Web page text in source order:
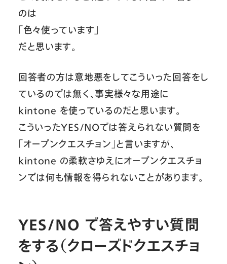
のは
「色々使っています」
だと思います。
回答者の方は意地悪をしてこういった回答をし
ているのでは無く、事実様々な用途に
kintone を使っているのだと思います。
こういったYES/NOでは答えられない質問を
「オープンクエスチョン」と言いますが、
kintone の柔軟さゆえにオープンクエスチョ
ンでは何も情報を得られないことがあります。
YES/NO で答えやすい質問
をする（クローズドクエスチョ